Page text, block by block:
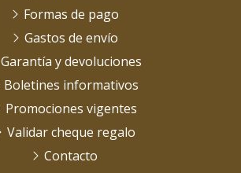
Formas de pago
Gastos de envío
Garantía y devoluciones
Boletines informativos
Promociones vigentes
Validar cheque regalo
Contacto